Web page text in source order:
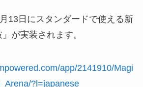
13日にスタンダードで使える新
が実装されます。
app/2141910/Magi
?l=japanese